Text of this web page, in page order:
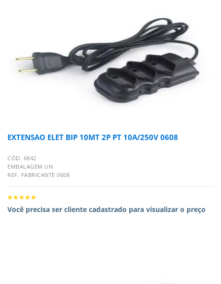
EXTENSAO ELET BIP 10MT 2P PT 10A/250V 0608
CÓD. 6842
EMBALAGEM UN
REF. FABRICANTE 0608
Você precisa ser cliente cadastrado para visualizar o preço